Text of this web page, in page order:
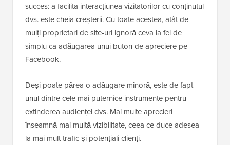
succes: a facilita interacțiunea vizitatorilor cu conținutul
dvs. este cheia creșterii. Cu toate acestea, atât de
mulți proprietari de site-uri ignoră ceva la fel de
simplu ca adăugarea unui buton de apreciere pe
Facebook.
Deși poate părea o adăugare minoră, este de fapt
unul dintre cele mai puternice instrumente pentru
extinderea audienței dvs. Mai multe aprecieri
înseamnă mai multă vizibilitate, ceea ce duce adesea
la mai mult trafic și potențiali clienți.